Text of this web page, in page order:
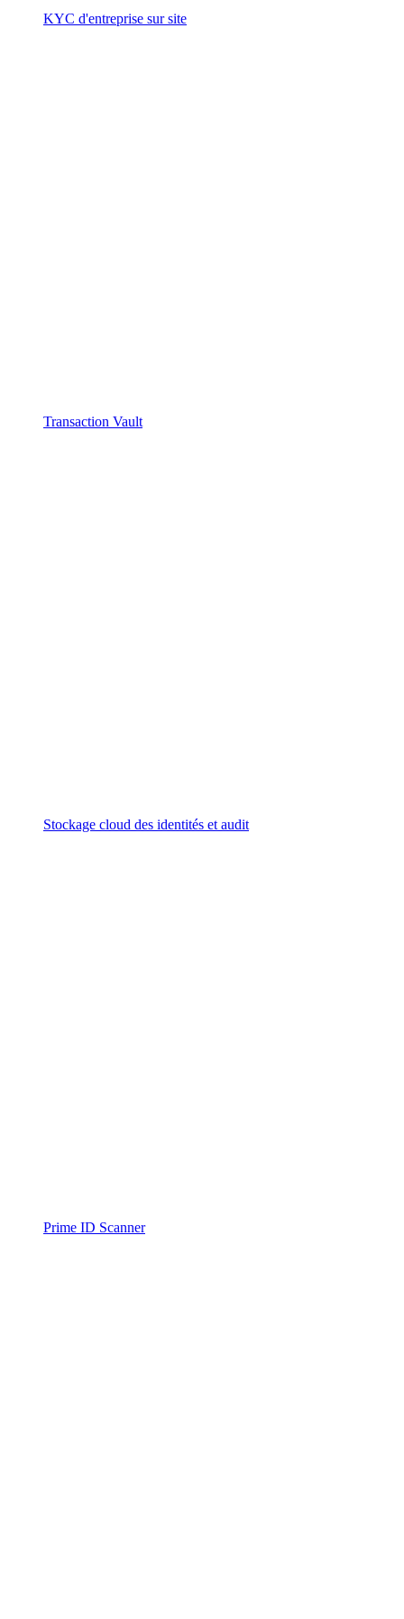
KYC d'entreprise sur site
Transaction Vault
Stockage cloud des identités et audit
Prime ID Scanner